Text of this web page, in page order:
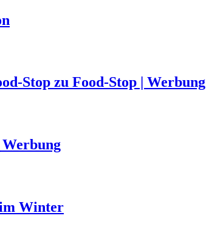
Stop zu Food-Stop | Werbung
Winter